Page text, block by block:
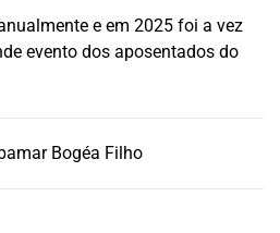
e em 2025 foi a vez
evento dos aposentados do
Bogéa Filho